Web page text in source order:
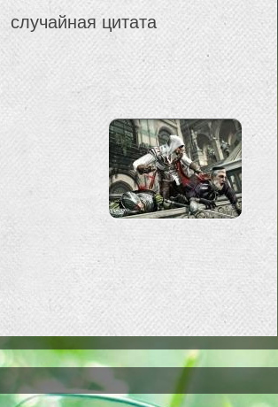
случайная цитата